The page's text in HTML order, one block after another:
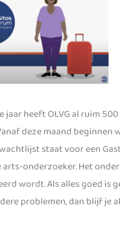
jaar heeft OLVG al ruim
deze maand beginnen
staat voor een
onderzoeker. Het
wordt. Als alles goed is
problemen, dan blijf je